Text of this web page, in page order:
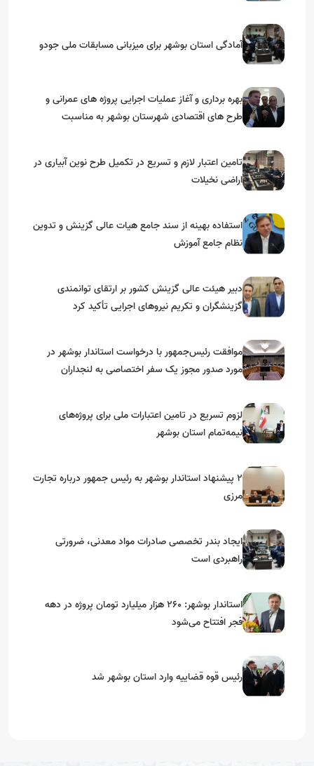
آمادگی استان بوشهر برای میزبانی مسابقات ملی جودو
بهره برداری و آغاز عملیات اجرایی پروژه های عمرانی و
طرح های اقتصادی شهرستان بوشهر به مناسبت
تامین اعتبار لازم و تسریع در تکمیل طرح نوین آبیاری در
اراضی نخیلات
استفاده بهینه از سند جامع هیات عالی گزینش و‌ تدوین
نظام جامع آموزش
دبیر هیئت عالی گزینش کشور بر ارتقای توانمندی
گزینشگران و تکریم نیروهای اجرایی تأکید کرد
موافقت رئیس‌جمهور با درخواست استاندار بوشهر در
مورد صدور مجوز یک سفر اختصاصی به لنجداران
لزوم تسریع در تامین اعتبارات ملی برای پروژه‌های
نیمه‌تمام استان بوشهر
۲ پیشنهاد استاندار بوشهر به رئیس جمهور درباره تجارت
مرزی
ایجاد بندر تخصصی صادرات مواد معدنی، ضرورتی
راهبردی است
استاندار بوشهر: ۲۶۰ هزار میلیارد تومان پروژه در دهه
فجر افتتاح می‌شود
رئیس قوه قضاییه وارد استان بوشهر شد